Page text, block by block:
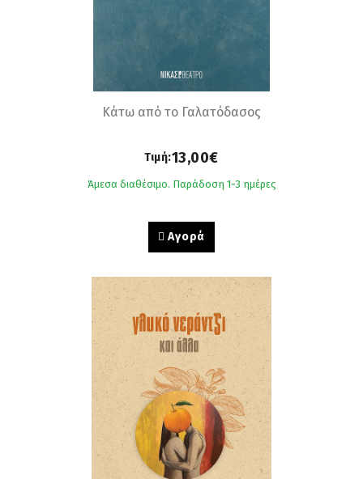
Κάτω από το Γαλατόδασος
Τιμή:13,00€
Άμεσα διαθέσιμο. Παράδοση 1-3 ημέρες
Αγορά